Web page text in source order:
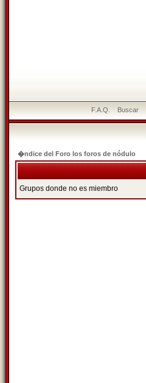
F.A.Q. Buscar
�ndice del Foro los foros de nódulo
Grupos donde no es miembro